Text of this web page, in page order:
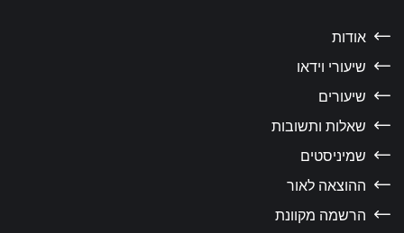
אודות
שיעורי וידאו
שיעורים
שאלות ותשובות
שמיניסטים
ההוצאה לאור
הרשמה מקוונת